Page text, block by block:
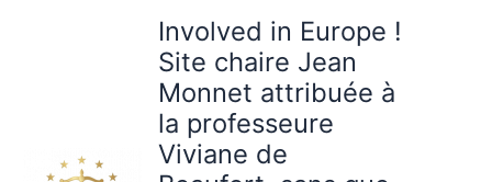
Involved in Europe !
Site chaire Jean
Monnet attribuée à
la professeure
Viviane de